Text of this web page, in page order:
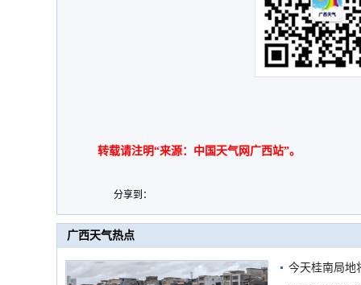
转载请注明“来源：中国天气网广西站”。
分享到：
广西天气热点
今天桂南局地